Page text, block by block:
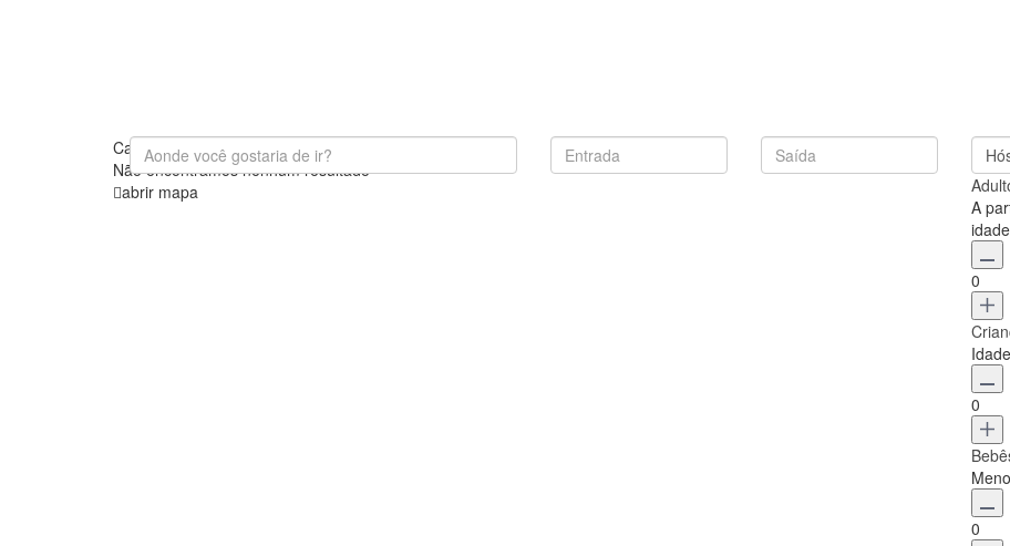
Carregando Mapas
Não encontramos nenhum resultado
abrir mapa
A
idade
0
0
0